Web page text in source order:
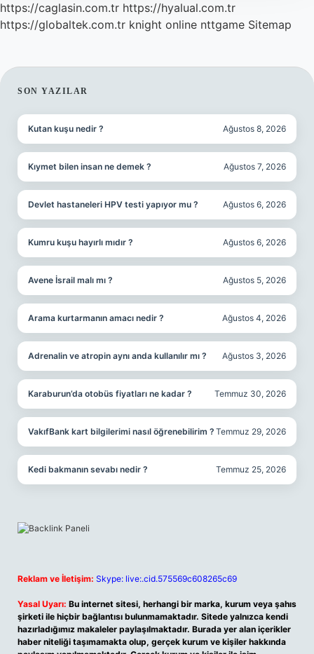
https://caglasin.com.tr https://hyalual.com.tr
https://globaltek.com.tr knight online nttgame Sitemap
SIDEBAR
SON YAZILAR
Kutan kuşu nedir ? Ağustos 8, 2026
Kıymet bilen insan ne demek ? Ağustos 7, 2026
Devlet hastaneleri HPV testi yapıyor mu ? Ağustos 6, 2026
Kumru kuşu hayırlı mıdır ? Ağustos 6, 2026
Avene İsrail malı mı ? Ağustos 5, 2026
Arama kurtarmanın amacı nedir ? Ağustos 4, 2026
Adrenalin ve atropin aynı anda kullanılır mı ? Ağustos 3, 2026
Karaburun’da otobüs fiyatları ne kadar ? Temmuz 30, 2026
VakıfBank kart bilgilerimi nasıl öğrenebilirim ? Temmuz 29, 2026
Kedi bakmanın sevabı nedir ? Temmuz 25, 2026
Reklam ve İletişim: Skype: live:.cid.575569c608265c69
Yasal Uyarı: Bu internet sitesi, herhangi bir marka, kurum veya şahıs
şirketi ile hiçbir bağlantısı bulunmamaktadır. Sitede yalnızca kendi
hazırladığımız makaleler paylaşılmaktadır. Burada yer alan içerikler
haber niteliği taşımamakta olup, gerçek kurum ve kişiler hakkında